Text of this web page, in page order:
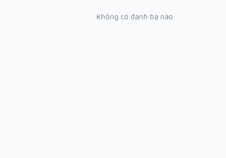
Không có danh bạ nào